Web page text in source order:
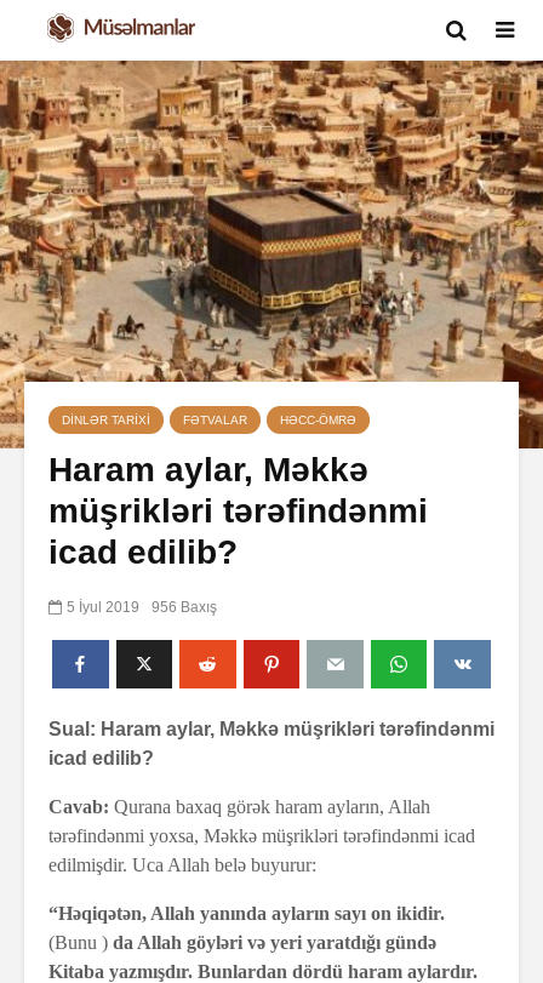
DINLƏR TARIXI FƏTVALAR HƏCC-ÖMRƏ
Haram aylar, Məkkə
müşrikləri tərəfindənmi
icad edilib?
5 İyul 2019 956 Baxış
Sual: Haram aylar, Məkkə müşrikləri tərəfindənmi
icad edilib?
Cavab: Qurana baxaq görək haram ayların, Allah
tərəfindənmi yoxsa, Məkkə müşrikləri tərəfindənmi icad
edilmişdir. Uca Allah belə buyurur:
“Həqiqətən, Allah yanında ayların sayı on ikidir.
(Bunu ) da Allah göyləri və yeri yaratdığı gündə
Kitaba yazmışdır. Bunlardan dördü haram aylardır.